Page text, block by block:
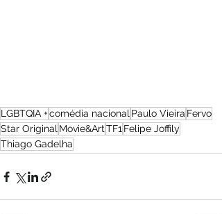
LGBTQIA +comédia nacionalPaulo Vieira Fervo
Star OriginalMovie&ArtTF1Felipe Joffily
Thiago Gadelha